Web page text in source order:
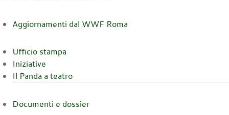
Aggiornamenti dal WWF Roma
Ufficio stampa
Iniziative
Il Panda a teatro
Documenti e dossier